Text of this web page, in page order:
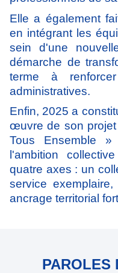
Elle a également
en intégrant les
sein d'une
démarche de
terme à
administratives.
Enfin, 2025 a
œuvre de son
Tous Ensemble »
l'ambition
quatre axes : un
service
ancrage territorial
PAROLES